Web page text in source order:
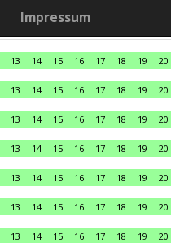
Impressum
13 14 15 16 17 18 19 20
13 14 15 16 17 18 19 20
13 14 15 16 17 18 19 20
13 14 15 16 17 18 19 20
13 14 15 16 17 18 19 20
13 14 15 16 17 18 19 20
13 14 15 16 17 18 19 20